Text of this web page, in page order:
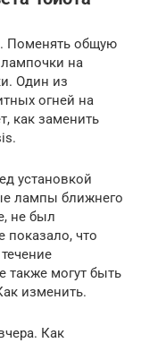
Поменять общую
на
Один из
огней на
как заменить
установкой
лампы ближнего
не был
показало, что
также могут быть
изменить.
Как